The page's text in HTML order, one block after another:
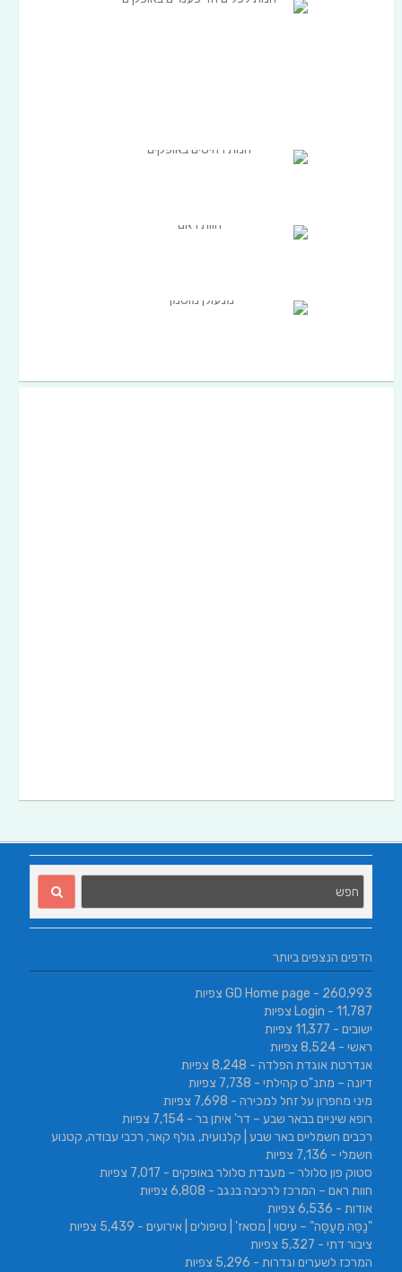
הדפים הנצפים ביותר
GD Home page - 260,993 צפיות
Login - 11,787 צפיות
ישובים - 11,377 צפיות
ראשי - 8,524 צפיות
אנדרטת אוגדת הפלדה - 8,248 צפיות
דיונה – מתנ"ס קהילתי - 7,738 צפיות
מיני מחפרון על זחל למכירה - 7,698 צפיות
רופא שיניים בבאר שבע – דר' איתן בר - 7,154 צפיות
רכבים חשמליים באר שבע | קלנועית, גולף קאר, רכבי עבודה, קטנוע
חשמלי - 7,136 צפיות
סטוק פון סלולר – מעבדת סלולר באופקים - 7,017 צפיות
חוות ראם – המרכז לרכיבה בנגב - 6,808 צפיות
אודות - 6,536 צפיות
"נַסֵּה מְעַסֶּה" – עיסוי | מסאז' | טיפולים | אירועים - 5,439 צפיות
ציבור דתי - 5,327 צפיות
המרכז לשערים וגדרות - 5,296 צפיות